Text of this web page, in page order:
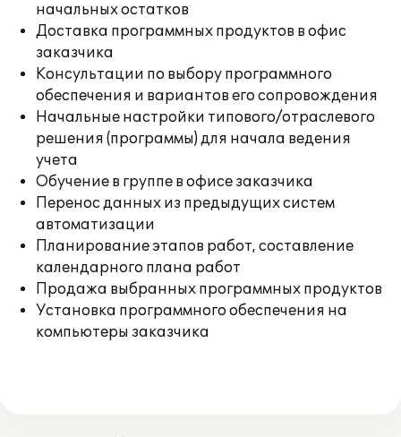
начальных остатков
Доставка программных продуктов в офис
заказчика
Консультации по выбору программного
обеспечения и вариантов его сопровождения
Начальные настройки типового/отраслевого
решения (программы) для начала ведения
учета
Обучение в группе в офисе заказчика
Перенос данных из предыдущих систем
автоматизации
Планирование этапов работ, составление
календарного плана работ
Продажа выбранных программных продуктов
Установка программного обеспечения на
компьютеры заказчика